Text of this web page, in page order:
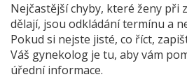
Nejčastější chyby, které ženy při
dělají, jsou odkládání termínu a
Pokud si nejste jisté, co říct,
Váš gynekolog je tu, aby vám
úřední informace.